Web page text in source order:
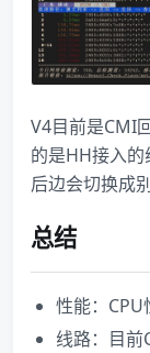
V4目前是CMI
的是HH接入
后边会切换成
总结
性能：CPU
线路：目